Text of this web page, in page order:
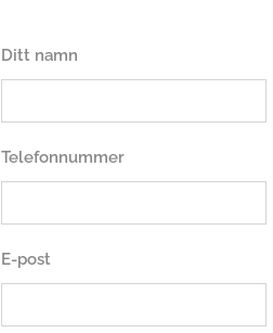
Ditt namn
Telefonnummer
E-post